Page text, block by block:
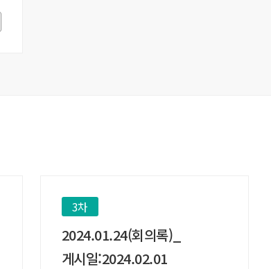
3차
2024.01.24(회의록)_
게시일:2024.02.01